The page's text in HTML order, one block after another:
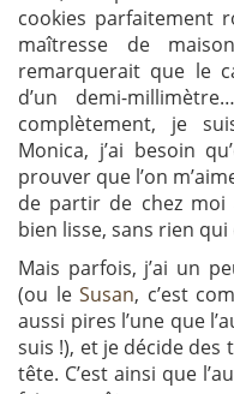
cookies parfaitement
maîtresse de
remarquerait que le
d’un demi-
complètement, je
Monica, j’ai besoin
prouver que l’on
de partir de chez
bien lisse, sans rien qui
Mais parfois, j’ai un
(ou leSusan, c’est
aussi pires l’une que
suis !), et je décide
tête. C’est ainsi que